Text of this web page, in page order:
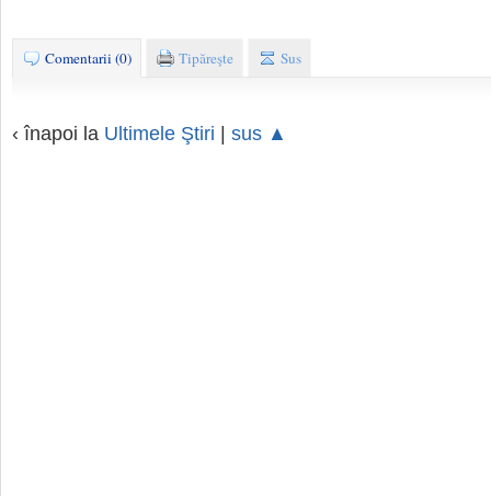
Comentarii (0) Tipăreşte Sus
‹ înapoi la Ultimele Ştiri sus ▲